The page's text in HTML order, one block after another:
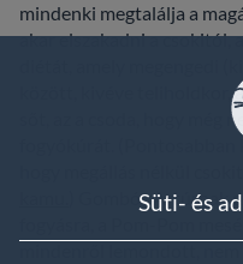
Süti- és
mindenki megtalálja a
akar elszakadni a csokitól,
diétát, amely megengedi
között, kivéve teliholdkor,
sőt, az a csoda, hogy még
fogyókúrát. (Pontosabban
) Gombóc Artúrnak